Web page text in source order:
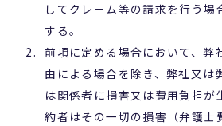
してクレーム等の請求を行う場
する。
前項に定める場合において、弊
由による場合を除き、弊社又は
は関係者に損害又は費用負担が
約者はその一切の損害（弁護士